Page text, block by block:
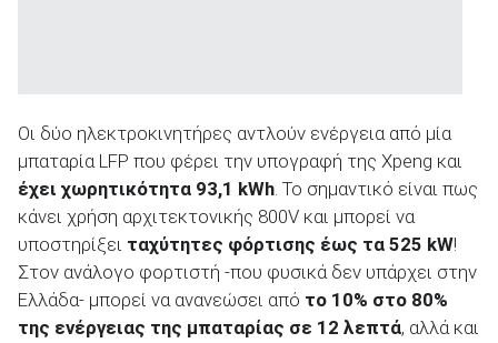
Οι δύο ηλεκτροκινητήρες αντλούν ενέργεια από μία
μπαταρία LFP που φέρει την υπογραφή της Xpeng και
έχει χωρητικότητα 93,1 kWh. Το σημαντικό είναι πως
κάνει χρήση αρχιτεκτονικής 800V και μπορεί να
υποστηρίξει ταχύτητες φόρτισης έως τα 525 kW!
Στον ανάλογο φορτιστή -που φυσικά δεν υπάρχει στην
Ελλάδα- μπορεί να ανανεώσει από το 10% στο 80%
της ενέργειας της μπαταρίας σε 12 λεπτά, αλλά και